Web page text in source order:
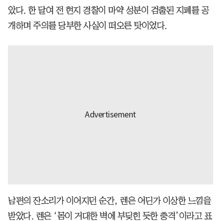
았다. 한 달여 전 현지 경찰이 마약 성분이 검출된 지폐를 공
개하며 주의를 당부한 사실이 떠오른 탓이었다.
남편의 잔소리가 이어지던 순간, 렌은 어딘가 이상한 느낌을
받았다. 렌은 ‘몸이 거대한 벽에 부딪힌 듯한 충격’이라고 표